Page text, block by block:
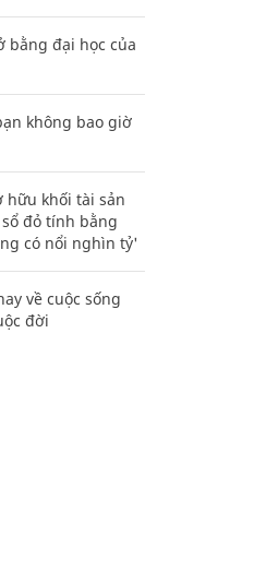
bằng đại học của
không bao giờ
hữu khối tài sản
đỏ tính bằng
có nổi nghìn tỷ'
về cuộc sống
đời